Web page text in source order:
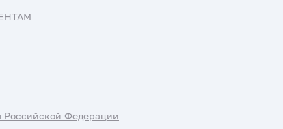
Российской Федерации